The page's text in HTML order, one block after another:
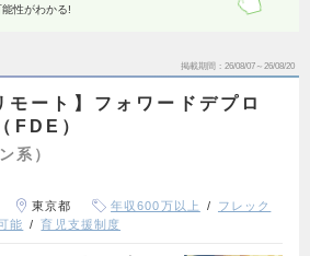
性がわかる!
掲載期間 26/08/07～26/08/20
モート】フォワードデプロ
FDE）
系）
東京都 年収600万以上
フレック
能 育児支援制度